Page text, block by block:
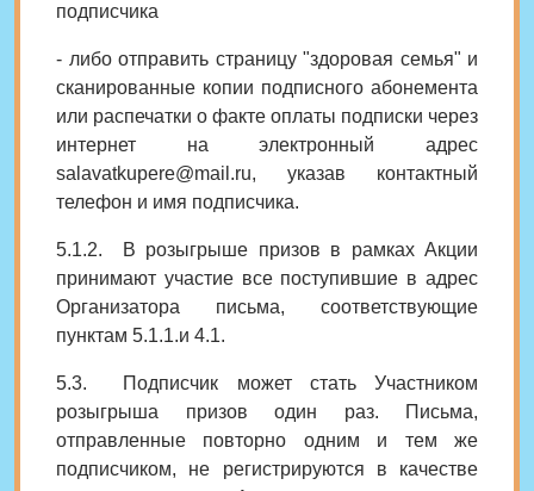
подписчика
- либо отправить страницу "здоровая семья" и
сканированные копии подписного абонемента
или распечатки о факте оплаты подписки через
интернет на электронный адрес
salavatkupere@mail.ru, указав контактный
телефон и имя подписчика.
5.1.2. В розыгрыше призов в рамках Акции
принимают участие все поступившие в адрес
Организатора письма, соответствующие
пунктам 5.1.1.и 4.1.
5.3. Подписчик может стать Участником
розыгрыша призов один раз. Письма,
отправленные повторно одним и тем же
подписчиком, не регистрируются в качестве